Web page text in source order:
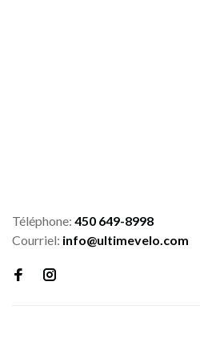
Téléphone: 450 649-8998
Courriel: info@ultimevelo.com